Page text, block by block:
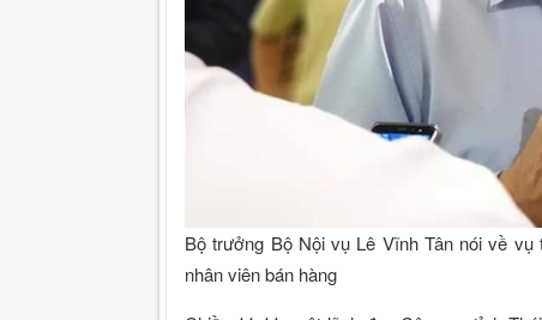
Bộ trưởng Bộ Nội vụ Lê Vĩnh Tân nói về
nhân viên bán hàng